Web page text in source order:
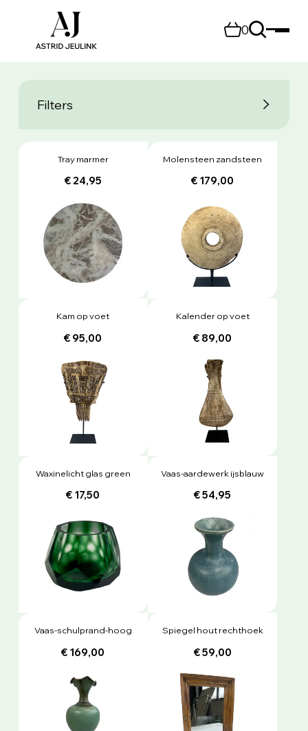
0
Filters
Tray marmer
€ 24,95
Molensteen zandsteen
€ 179,00
Kam op voet
€ 95,00
Kalender op voet
€ 89,00
Waxinelicht glas green
€ 17,50
Vaas-aardewerk ijsblauw
€ 54,95
Vaas-schulprand-hoog
€ 169,00
Spiegel hout rechthoek
€ 59,00